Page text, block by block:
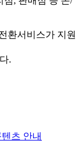
환서비스가 지원
.
텐츠 안내